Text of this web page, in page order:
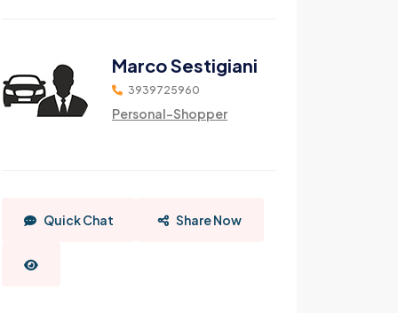
Marco Sestigiani
3939725960
Personal-Shopper
Quick Chat Share Now